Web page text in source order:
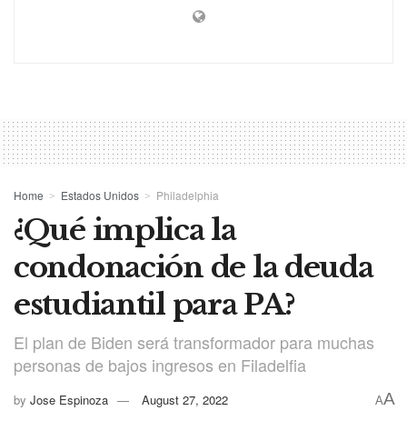
Home Estados Unidos Philadelphia
¿Qué implica la
condonación de la deuda
estudiantil para PA?
El plan de Biden será transformador para muchas
personas de bajos ingresos en Filadelfia
by Jose Espinoza August 27, 2022 AA